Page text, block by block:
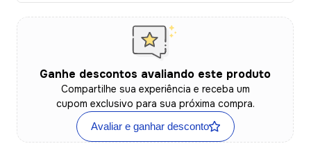
Ganhe descontos avaliando este produto
Compartilhe sua experiência e receba um
cupom exclusivo para sua próxima compra.
Avaliar e ganhar desconto